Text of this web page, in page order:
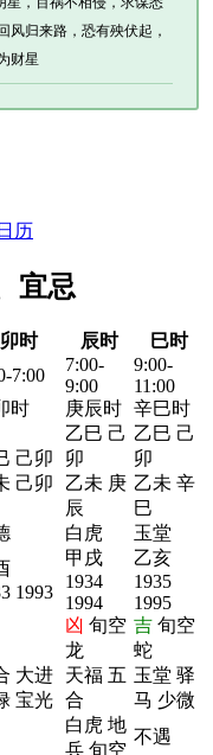
风归来路，恐有殃伏起，
财星
历
宜忌
卯时 辰时
巳时
7:00
7:00-
9:00
9:00-
11:00
时 庚辰时 辛巳时
己卯
己卯
乙巳 己
卯
乙未 庚
辰
乙巳 己
卯
乙未 辛
巳
白虎 玉堂
1993
甲戌
1934
1994
乙亥
1935
1995
凶 旬空 吉 旬空
龙
蛇
大进
宝光
天福 五
合
玉堂 驿
马 少微
白虎 地
兵 旬空
不遇